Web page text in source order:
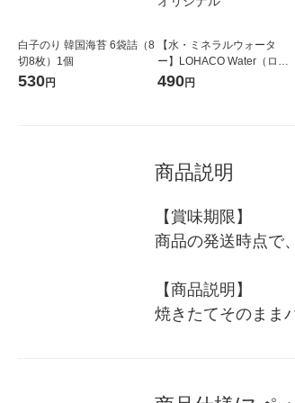
白子のり 韓国海苔 6袋詰（8
切8枚）1個
530円
【水・ミネラルウォータ
ー】LOHACO Water（ロハ
コウォーター）2L ラベルレ
490円
商品説明
【賞味期限】
商品の発送時点で
【商品説明】
焼きたてそのまま